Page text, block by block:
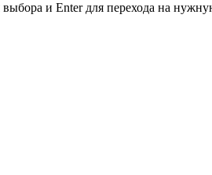
и Enter для перехода на